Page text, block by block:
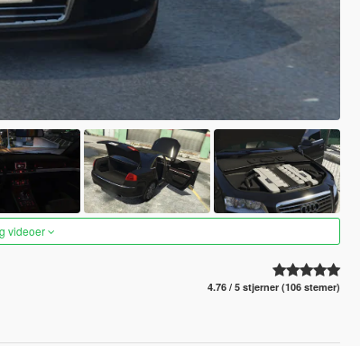
videoer
4.76 / 5 stjerner (106 stemer)